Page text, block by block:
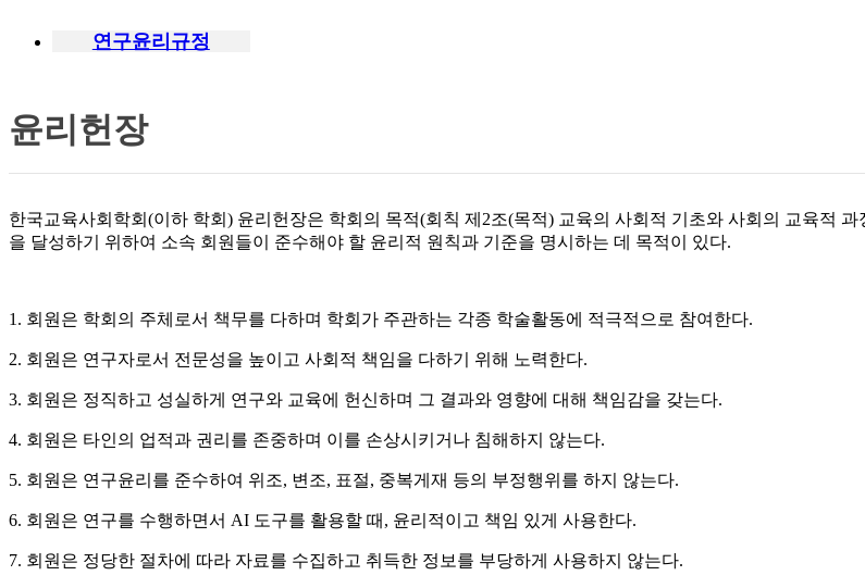
연구윤리규정
윤리헌장
한국교육사회학회(이하 학회) 윤리헌장은 학회의 목적(회칙 제2조(목적) 교육의 사회적 기초와 사회의 교육적
을 달성하기 위하여 소속 회원들이 준수해야 할 윤리적 원칙과 기준을 명시하는 데 목적이 있다.
1. 회원은 학회의 주체로서 책무를 다하며 학회가 주관하는 각종 학술활동에 적극적으로 참여한다.
2. 회원은 연구자로서 전문성을 높이고 사회적 책임을 다하기 위해 노력한다.
3. 회원은 정직하고 성실하게 연구와 교육에 헌신하며 그 결과와 영향에 대해 책임감을 갖는다.
4. 회원은 타인의 업적과 권리를 존중하며 이를 손상시키거나 침해하지 않는다.
5. 회원은 연구윤리를 준수하여 위조, 변조, 표절, 중복게재 등의 부정행위를 하지 않는다.
6. 회원은 연구를 수행하면서 AI 도구를 활용할 때, 윤리적이고 책임 있게 사용한다.
7. 회원은 정당한 절차에 따라 자료를 수집하고 취득한 정보를 부당하게 사용하지 않는다.